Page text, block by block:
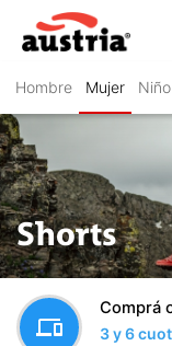
Hombre Mujer Niño
Shorts
devices
Comprá
3 y 6